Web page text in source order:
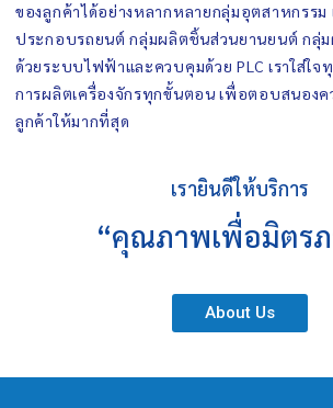
ของลูกค้าได้อย่างหลากหลายกลุ่มอุตสาหกรรม
ประกอบรถยนต์ กลุ่มผลิตชิ้นส่วนยานยนต์ กลุ่
ด้วยระบบไฟฟ้าและควบคุมด้วย PLC เราใส่ใจ
การผลิตเครื่องจักรทุกขั้นตอน เพื่อตอบสนองค
ลูกค้าให้มากที่สุด
เรายินดีให้บริการ
“คุณภาพเพื่อมิตร
About Us